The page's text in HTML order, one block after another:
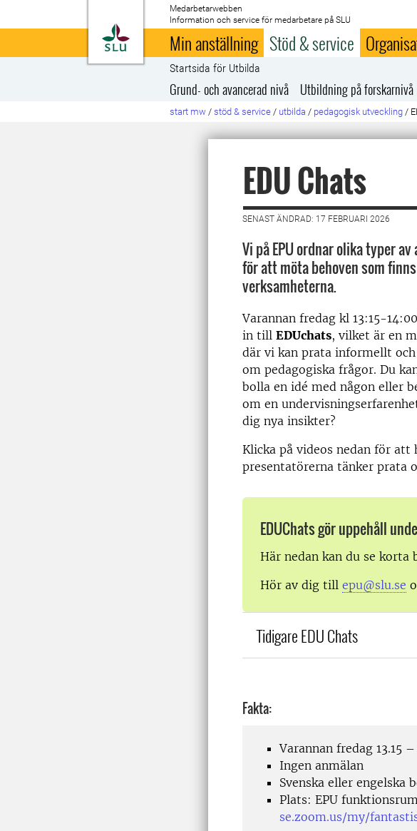
Till startsida
Medarbetarwebben
Information och service för medarbetare på SLU
Min anställning Stöd & service
Startsida för Utbilda
Grund- och avancerad nivå Utbildning på forskarnivå
start mw / stöd & service / utbilda / pedagogisk utveckling /
EDU Chats
SENAST ÄNDRAD: 17 FEBRUARI 2026
Vi på EPU ordnar olika typer
för att möta behoven som
verksamheterna.
Varannan fredag kl 13:15-
in till EDUchats, vilket är en
där vi kan prata informellt
om pedagogiska frågor. Du
bolla en idé med någon eller
om en
dig nya insikter?
Klicka på videos nedan för att
presentatörerna tänker prata
EDUChats gör uppehåll
Här nedan kan du se korta
Hör av dig till epu@slu.se
Tidigare EDU Chats
Fakta:
Varannan fredag 13.15
Ingen anmälan
Svenska eller engelska
Plats: EPU
se.zoom.us/my/